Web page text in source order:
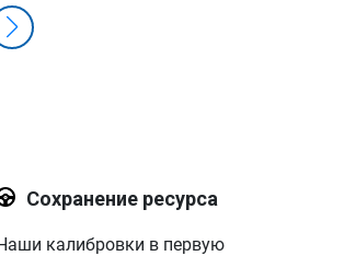
Сохранение ресурса
калибровки в первую